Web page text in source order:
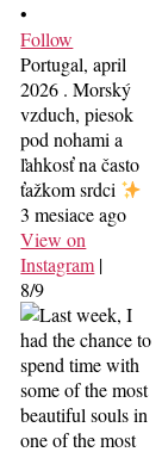
•
Follow
Portugal, april
2026 . Morský
vzduch, piesok
pod nohami a
ľahkosť na často
ťažkom srdci
3 mesiace ago
View on
Instagram |
8/9